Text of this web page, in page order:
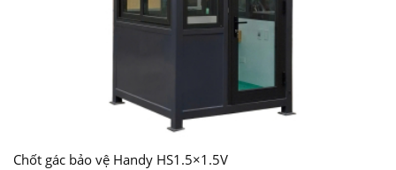
Chốt gác bảo vệ Handy HS1.5×1.5V